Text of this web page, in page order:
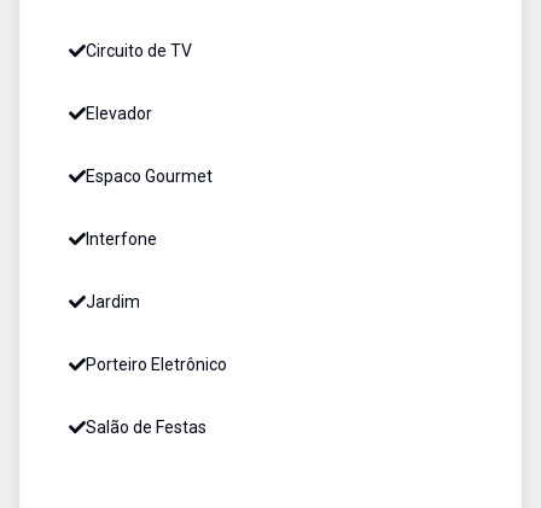
Circuito de TV
Elevador
Espaco Gourmet
Interfone
Jardim
Porteiro Eletrônico
Salão de Festas